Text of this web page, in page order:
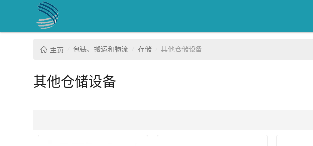
主页 包装、搬运和物流 存储 其他仓储设备
其他仓储设备